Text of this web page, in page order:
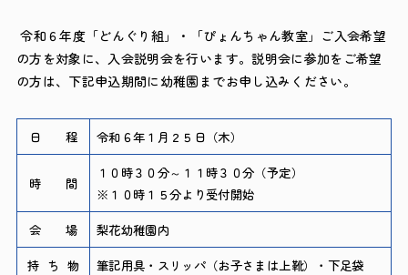
令和６年度「どんぐり組」・「ぴょんちゃん教室」ご入会希望
の方を対象に、入会説明会を行います。説明会に参加をご希望
の方は、下記申込期間に幼稚園までお申し込みください。
日 程 令和６年１月２５日（木）
時 間
１０時３０分～１１時３０分（予定）
※１０時１５分より受付開始
会 場
梨花幼稚園内
持 ち 物
筆記用具・スリッパ（お子さまは上靴）・下足袋